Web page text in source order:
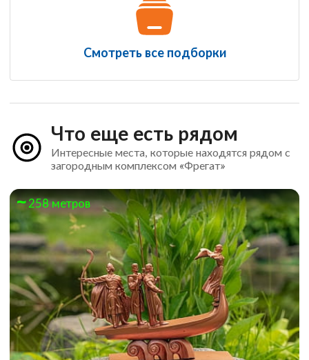
Смотреть все подборки
Что еще есть рядом
Интересные места, которые находятся рядом с
загородным комплексом «Фрегат»
258 метров